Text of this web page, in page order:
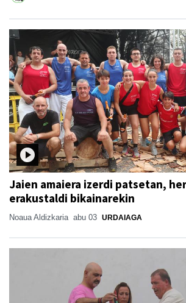
Jaien amaiera izerdi patsetan,
erakustaldi bikainarekin
Noaua Aldizkaria abu 03 URDAIAGA